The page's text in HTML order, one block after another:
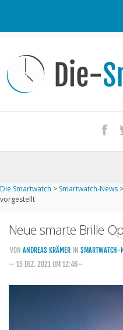
Kontakt / Tipp geben
Impressum
iPhone kaufen
Startseite
Kommende
Marken und Modelle
Handytarife
Die Smartwatch > Smartwatch-News >
vorgestellt
Neue smarte Brille
VON ANDREAS KRÄMER IN SMARTWATCH-
— 15 DEZ. 2021 UM 12:46—